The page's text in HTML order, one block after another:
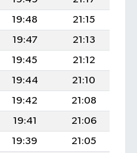
19:48
21:15
19:47
21:13
19:45
21:12
19:44
21:10
19:42
21:08
19:41
21:06
19:39
21:05